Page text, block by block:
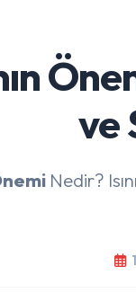
ve
Nedir?